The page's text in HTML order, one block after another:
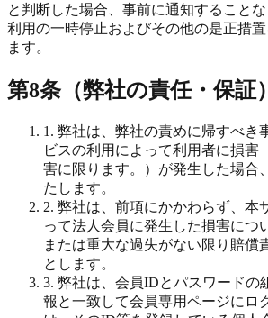
と判断した場合、事前に通知することな
利用の一時停止およびその他の是正措
ます。
第8条（弊社の責任・保証）
1. 弊社は、弊社の責めに帰すべき
ビスの利用によって利用者に損害
害に限ります。）が発生した場合
たします。
2. 弊社は、前項にかかわらず、本
って法人会員に発生した損害につ
または重大な過失がない限り賠償
とします。
3. 弊社は、会員IDとパスワードの
報と一致して会員専用ページにロ